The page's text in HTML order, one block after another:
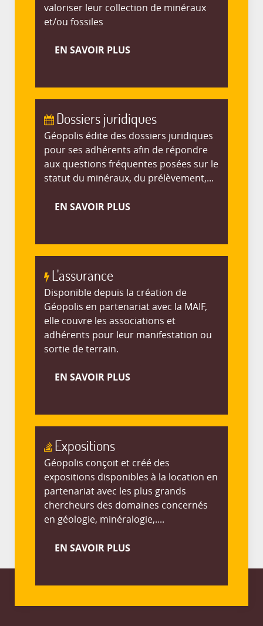
valoriser leur collection de minéraux
et/ou fossiles
EN SAVOIR PLUS
Dossiers juridiques
Géopolis édite des dossiers juridiques
pour ses adhérents afin de répondre
aux questions fréquentes posées sur le
statut du minéraux, du prélèvement,...
EN SAVOIR PLUS
L'assurance
Disponible depuis la création de
Géopolis en partenariat avec la MAIF,
elle couvre les associations et
adhérents pour leur manifestation ou
sortie de terrain.
EN SAVOIR PLUS
Expositions
Géopolis conçoit et créé des
expositions disponibles à la location en
partenariat avec les plus grands
chercheurs des domaines concernés
en géologie, minéralogie,....
EN SAVOIR PLUS